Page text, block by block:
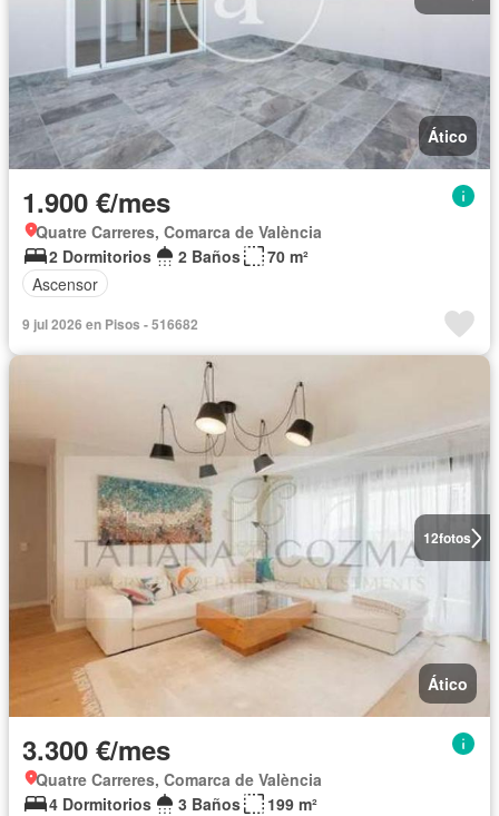
Ático
1.900 €/mes
Quatre Carreres, Comarca de València
2 Dormitorios
2 Baños
70 m²
Ascensor
9 jul 2026 en Pisos - 516682
12fotos
Ático
3.300 €/mes
Quatre Carreres, Comarca de València
4 Dormitorios
3 Baños
199 m²